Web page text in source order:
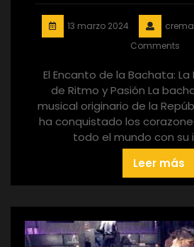
13 marzo 2024
Comments
El Encanto de la Bachata:
de Ritmo y Pasión La
musical originario de la
ha conquistado los
todo el mundo con su
Leer más